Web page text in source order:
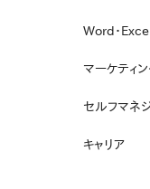
Word・
マーケティ
セルフマネ
キャリア